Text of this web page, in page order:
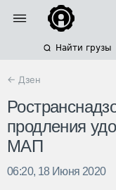
Найти грузы
← Дзен
продления
МАП
06:20, 18 Июня 2020